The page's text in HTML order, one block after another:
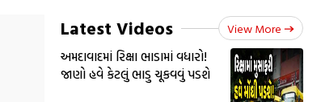
Latest Videos View More
અમદાવાદમાં રિક્ષા ભાડામાં વધારો!
જાણો હવે કેટલું ભાડુ ચૂકવવું પડશે